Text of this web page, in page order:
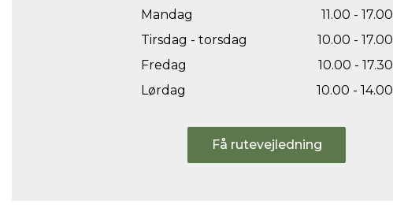
Mandag
11.00 - 17.00
Tirsdag - torsdag
10.00 - 17.00
Fredag
10.00 - 17.30
Lørdag
10.00 - 14.00
Få rutevejledning